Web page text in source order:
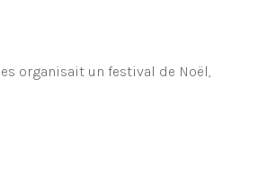
organisait un festival de Noël,